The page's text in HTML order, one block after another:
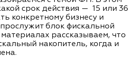
срок действия — 15 или 36
конкретному бизнесу и
блок фискальной
рассказываем, что
накопитель, когда и